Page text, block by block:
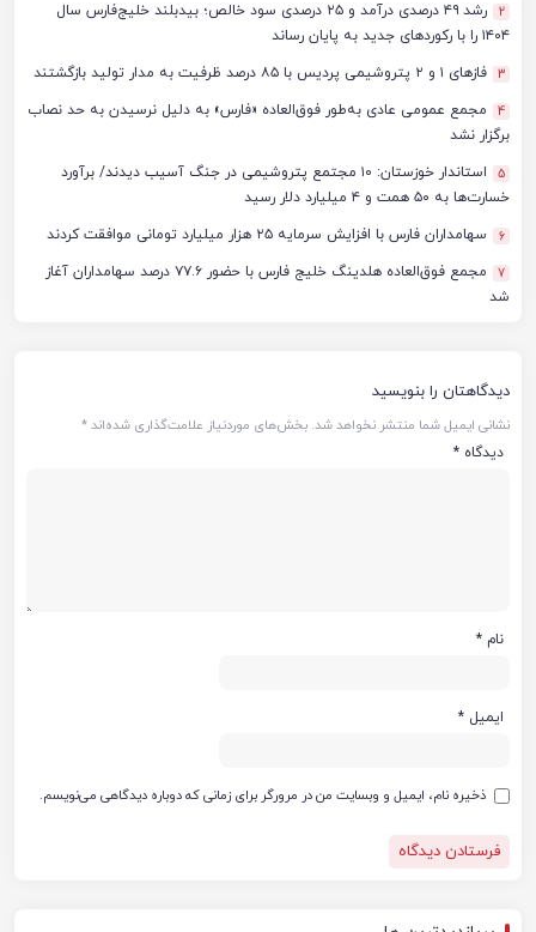
2
رشد ۴۹ درصدی درآمد و ۲۵ درصدی سود خالص؛ بیدبلند خلیج‌فارس سال
۱۴۰۴ را با رکوردهای جدید به پایان رساند
3 فازهای ۱ و ۲ پتروشیمی پردیس با ۸۵ درصد ظرفیت به مدار تولید بازگشتند
4
مجمع عمومی عادی به‌طور فوق‌العاده «فارس» به دلیل نرسیدن به حد نصاب
برگزار نشد
5
استاندار خوزستان: ۱۰ مجتمع پتروشیمی در جنگ آسیب دیدند/ برآورد
خسارت‌ها به ۵۰ همت و ۴ میلیارد دلار رسید
6 سهامداران فارس با افزایش سرمایه ۲۵ هزار میلیارد تومانی موافقت کردند
7
مجمع فوق‌العاده هلدینگ خلیج فارس با حضور ۷۷.۶ درصد سهامداران آغاز
شد
دیدگاهتان را بنویسید
نشانی ایمیل شما منتشر نخواهد شد. بخش‌های موردنیاز علامت‌گذاری شده‌اند*
دیدگاه *
نام *
ایمیل *
ذخیره نام، ایمیل و وبسایت من در مرورگر برای زمانی که دوباره دیدگاهی می‌نویسم.